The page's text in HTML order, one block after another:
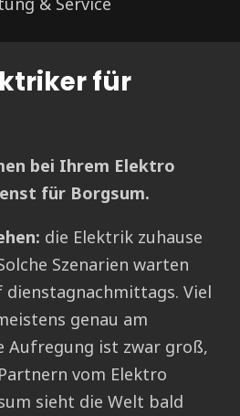
für
bei Ihrem Elektro
für Borgsum.
die Elektrik zuhause
Szenarien warten
Viel
genau am
Aufregung ist zwar groß,
vom Elektro
sieht die Welt bald